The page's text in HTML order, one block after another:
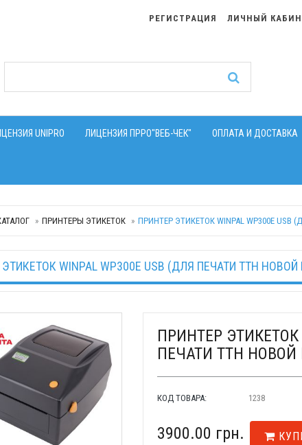
ЛИЧНЫЙ
РЕГИСТРАЦИЯ
UNIPRO ЛИЦЕНЗИЯ ПРРО"ВЕБ-ЧЕК" ОПЛАТА И ДОСТАВКА
ПРИНТЕРЫ ЭТИКЕТОК ПРИНТЕР ЭТИКЕТОК WINPAL WP300E
WINPAL WP300E USB (ДЛЯ ПЕЧАТИ ТТН
ПРИНТЕР ЭТИКЕТОК
ПЕЧАТИ ТТН
КОД ТОВАРА: 1238
3900.00 грн.